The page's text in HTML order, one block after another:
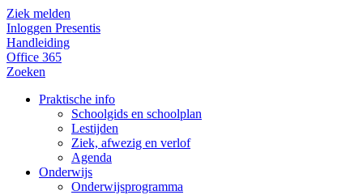
Ziek melden
Inloggen Presentis
Handleiding
Office 365
Zoeken
Praktische info
Schoolgids en schoolplan
Lestijden
Ziek, afwezig en verlof
Agenda
Onderwijs
Onderwijsprogramma